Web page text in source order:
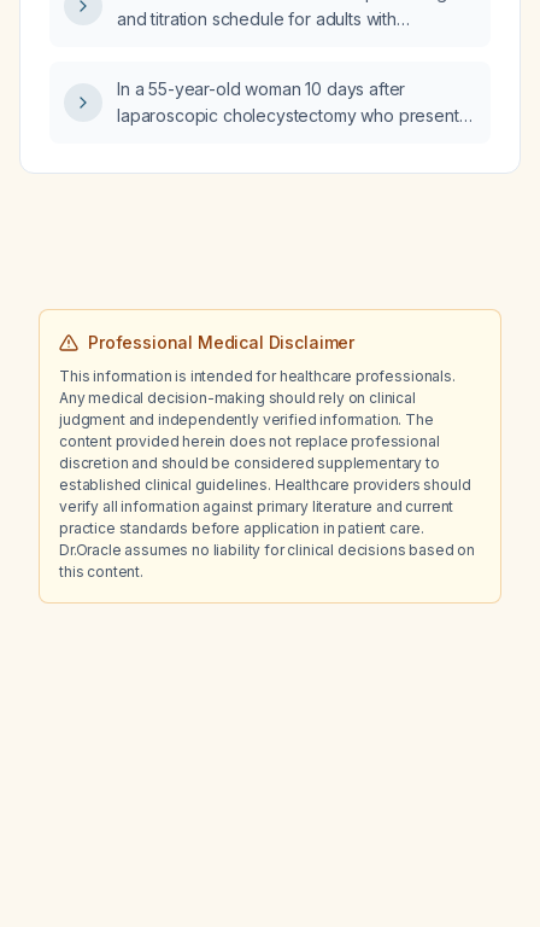
Enterococcus faecium urinary tract infection
intermediate?
and titration schedule for adults with
function, target and maximum doses, and
monitoring parameters?
In a 55-year-old woman 10 days after
laparoscopic cholecystectomy who presents
stools, what is the clinical significance of a
Professional Medical Disclaimer
This information is intended for healthcare professionals.
Any medical decision-making should rely on clinical
judgment and independently verified information. The
content provided herein does not replace professional
discretion and should be considered supplementary to
established clinical guidelines. Healthcare providers should
verify all information against primary literature and current
practice standards before application in patient care.
Dr.Oracle assumes no liability for clinical decisions based on
this content.